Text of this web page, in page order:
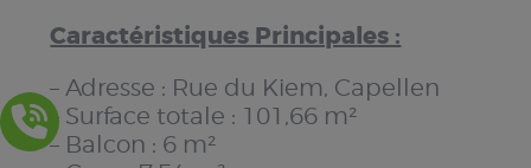
Caractéristiques Principales :
– Adresse : Rue du Kiem, Capellen
– Surface totale : 101,66 m²
– Balcon : 6 m²